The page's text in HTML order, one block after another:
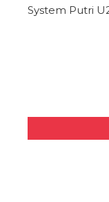
System Putri